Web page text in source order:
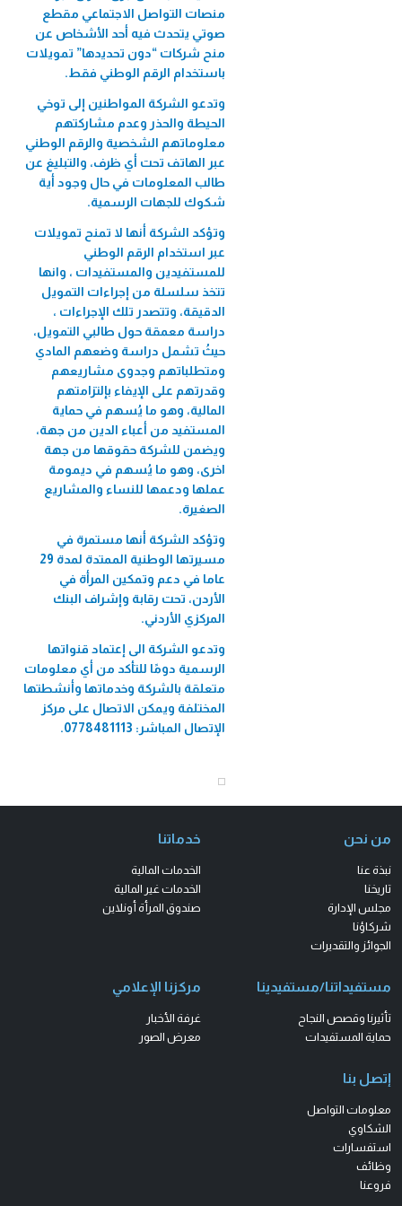
منصات التواصل الاجتماعي مقطع
صوتي يتحدث فيه أحد الأشخاص عن
منح شركات “دون تحديدها” تمويلات
باستخدام الرقم الوطني فقط.
وتدعو الشركة المواطنين إلى توخي
الحيطة والحذر وعدم مشاركتهم
معلوماتهم الشخصية والرقم الوطني
عبر الهاتف تحت أي ظرف، والتبليغ عن
طالب المعلومات في حال وجود أية
شكوك للجهات الرسمية.
وتؤكد الشركة أنها لا تمنح تمويلات
عبر استخدام الرقم الوطني
للمستفيدين والمستفيدات ، وانها
تتخذ سلسلة من إجراءات التمويل
الدقيقة، وتتصدر تلك الإجراءات ،
دراسة معمقة حول طالبي التمويل،
حيثُ تشمل دراسة وضعهم المادي
ومتطلباتهم وجدوى مشاريعهم
وقدرتهم على الإيفاء بإلتزامتهم
المالية، وهو ما يُسهم في حماية
المستفيد من أعباء الدين من جهة،
ويضمن للشركة حقوقها من جهة
اخرى، وهو ما يُسهم في ديمومة
عملها ودعمها للنساء والمشاريع
الصغيرة.
وتؤكد الشركة أنها مستمرة في
مسيرتها الوطنية الممتدة لمدة 29
عاما في دعم وتمكين المرأة في
الأردن، تحت رقابة وإشراف البنك
المركزي الأردني.
وتدعو الشركة الى إعتماد قنواتها
الرسمية دومًا للتأكد من أي معلومات
متعلقة بالشركة وخدماتها وأنشطتها
المختلفة ويمكن الاتصال على مركز
الإتصال المباشر: 0778481113.
من نحن
نبذة عنا
تاريخنا
مجلس الإدارة
شركاؤنا
الجوائز والتقديرات
خدماتنا
الخدمات المالية
الخدمات غير المالية
صندوق المرأة أونلاين
مستفيداتنا/مستفيدينا
تأثيرنا وقصص النجاح
حماية المستفيدات
مركزنا الإعلامي
غرفة الأخبار
معرض الصور
إتصل بنا
معلومات التواصل
الشكاوي
استفسارات
وظائف
فروعنا